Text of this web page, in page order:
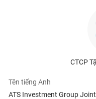
CTCP
Tên tiếng Anh
ATS Investment Group